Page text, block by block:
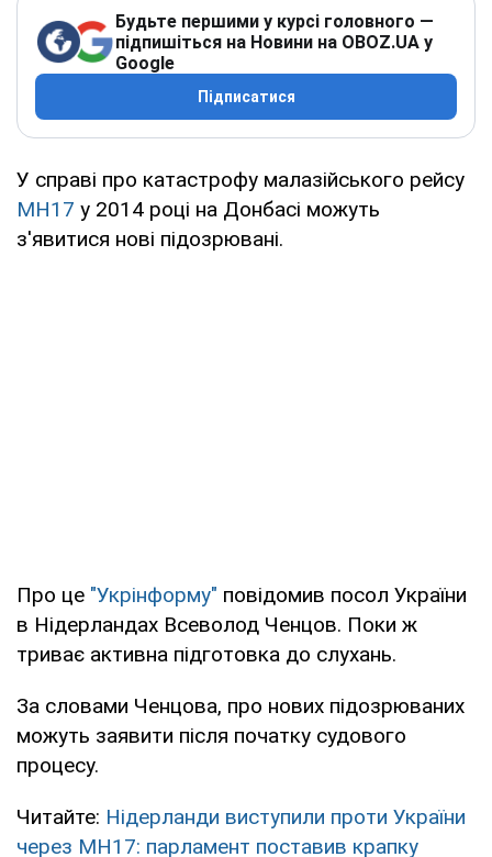
Будьте першими у курсі головного —
підпишіться на Новини на OBOZ.UA у
Google
Підписатися
У справі про катастрофу малазійського рейсу
МН17 у 2014 році на Донбасі можуть
з'явитися нові підозрювані.
Про це "Укрінформу" повідомив посол України
в Нідерландах Всеволод Ченцов. Поки ж
триває активна підготовка до слухань.
За словами Ченцова, про нових підозрюваних
можуть заявити після початку судового
процесу.
Читайте: Нідерланди виступили проти України
через МН17: парламент поставив крапку